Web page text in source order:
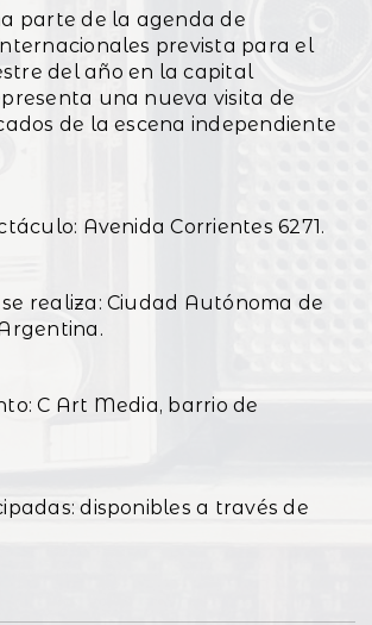
parte de la agenda de
prevista para el
del año en la capital
una nueva visita de
de la escena independiente
Avenida Corrientes 6271.
realiza: Ciudad Autónoma de
C Art Media, barrio de
disponibles a través de